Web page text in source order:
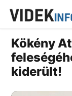
Kökény
kiderült!